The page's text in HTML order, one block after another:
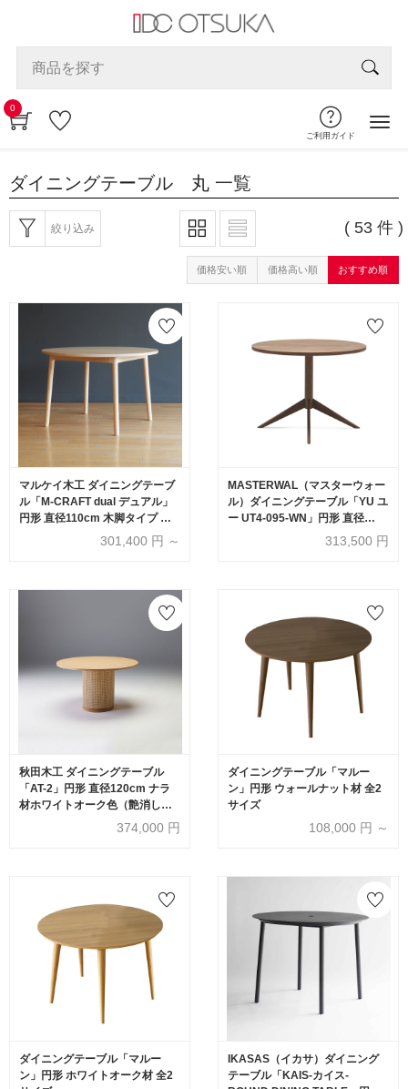
0
ご利用ガイド
ダイニングテーブル 丸 一覧
絞り込み ( 53 件 )
価格安い順 価格高い順 おすすめ順
マルケイ木工 ダイニングテーブ
ル「M-CRAFT dual デュアル」
円形 直径110cm 木脚タイプ 全3
色【受注生産品】301,400 円 ～
MASTERWAL（マスターウォー
ル）ダイニングテーブル「YU ユ
ー UT4-095-WN」円形 直径
95cm ウォールナット材オイル
313,500 円
秋田木工 ダイニングテーブル
「AT-2」円形 直径120cm ナラ
材ホワイトオーク色（艶消し）
脚部 籐【受注生産品】374,000 円
ダイニングテーブル「マルー
ン」円形 ウォールナット材 全2
サイズ
108,000 円 ～
ダイニングテーブル「マルー
ン」円形 ホワイトオーク材 全2
IKASAS（イカサ）ダイニング
テーブル「KAIS-カイス-